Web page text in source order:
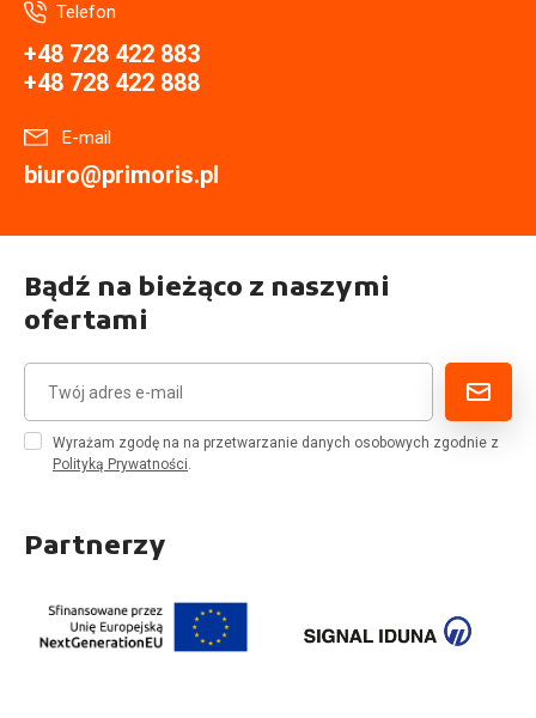
Telefon
+48 728 422 883
+48 728 422 888
E-mail
biuro@primoris.pl
Bądź na bieżąco z naszymi
ofertami
Wyrażam zgodę na na przetwarzanie danych osobowych zgodnie z
Polityką Prywatności.
Partnerzy